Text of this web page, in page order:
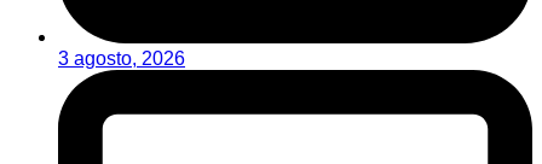
3 agosto, 2026